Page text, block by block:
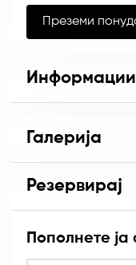
Преземи
Галерија
Резервирај
Пополнете